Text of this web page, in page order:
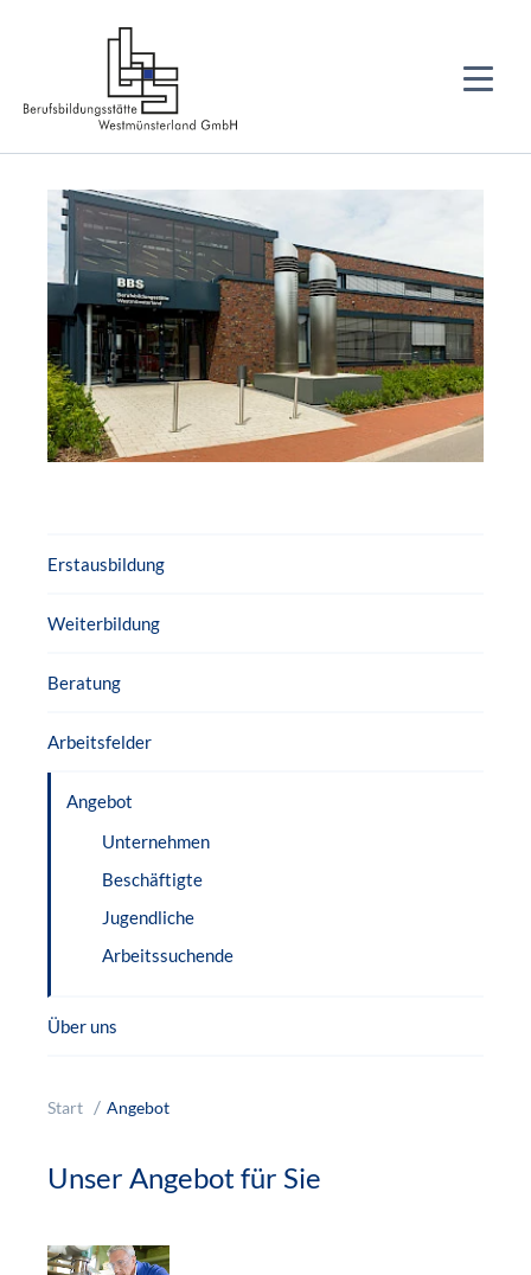
Erstausbildung
Weiterbildung
Beratung
Arbeitsfelder
Angebot
Unternehmen
Beschäftigte
Jugendliche
Arbeitssuchende
Über uns
Start Angebot
Unser Angebot für Sie